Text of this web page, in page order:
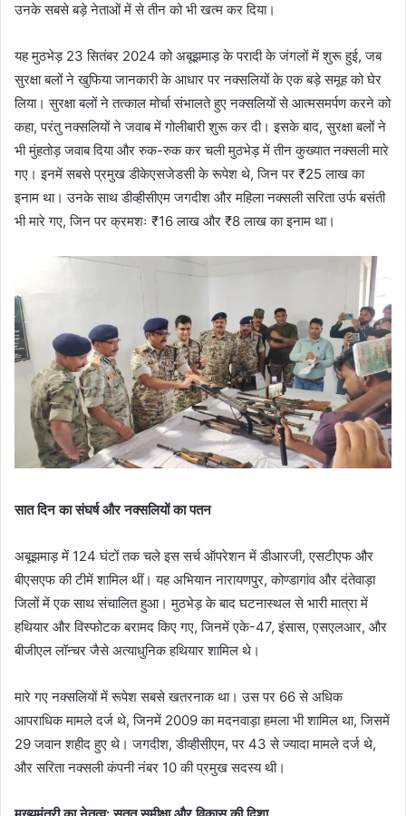
उनके सबसे बड़े नेताओं में से तीन को भी खत्म कर दिया।
यह मुठभेड़ 23 सितंबर 2024 को अबूझमाड़ के परादी के जंगलों में शुरू हुई, जब
सुरक्षा बलों ने खुफिया जानकारी के आधार पर नक्सलियों के एक बड़े समूह को घेर
लिया। सुरक्षा बलों ने तत्काल मोर्चा संभालते हुए नक्सलियों से आत्मसमर्पण करने को
कहा, परंतु नक्सलियों ने जवाब में गोलीबारी शुरू कर दी। इसके बाद, सुरक्षा बलों ने
भी मुंहतोड़ जवाब दिया और रुक-रुक कर चली मुठभेड़ में तीन कुख्यात नक्सली मारे
गए। इनमें सबसे प्रमुख डीकेएसजेडसी के रूपेश थे, जिन पर ₹25 लाख का
इनाम था। उनके साथ डीव्हीसीएम जगदीश और महिला नक्सली सरिता उर्फ बसंती
भी मारे गए, जिन पर क्रमशः ₹16 लाख और ₹8 लाख का इनाम था।
सात दिन का संघर्ष और नक्सलियों का पतन
अबूझमाड़ में 124 घंटों तक चले इस सर्च ऑपरेशन में डीआरजी, एसटीएफ और
बीएसएफ की टीमें शामिल थीं। यह अभियान नारायणपुर, कोण्डागांव और दंतेवाड़ा
जिलों में एक साथ संचालित हुआ। मुठभेड़ के बाद घटनास्थल से भारी मात्रा में
हथियार और विस्फोटक बरामद किए गए, जिनमें एके-47, इंसास, एसएलआर, और
बीजीएल लॉन्चर जैसे अत्याधुनिक हथियार शामिल थे।
मारे गए नक्सलियों में रूपेश सबसे खतरनाक था। उस पर 66 से अधिक
आपराधिक मामले दर्ज थे, जिनमें 2009 का मदनवाड़ा हमला भी शामिल था, जिसमें
29 जवान शहीद हुए थे। जगदीश, डीव्हीसीएम, पर 43 से ज्यादा मामले दर्ज थे,
और सरिता नक्सली कंपनी नंबर 10 की प्रमुख सदस्य थी।